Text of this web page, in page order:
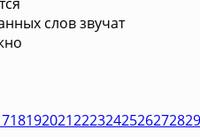
слов звучат
181920212223242526272829